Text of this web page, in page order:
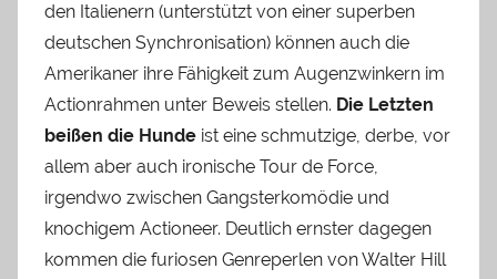
den Italienern (unterstützt von einer superben
deutschen Synchronisation) können auch die
Amerikaner ihre Fähigkeit zum Augenzwinkern im
Actionrahmen unter Beweis stellen. Die Letzten
beißen die Hunde ist eine schmutzige, derbe, vor
allem aber auch ironische Tour de Force,
irgendwo zwischen Gangsterkomödie und
knochigem Actioneer. Deutlich ernster dagegen
kommen die furiosen Genreperlen von Walter Hill